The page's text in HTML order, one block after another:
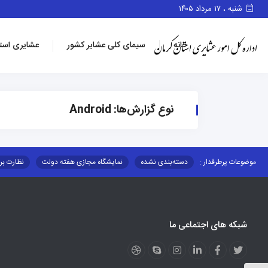
شنبه ، ۱۷ مرداد ۱۴۰۵
خانه سیمای کلی عشایر کشور عشایری
نوع گزارش‌ها: Android
موضوعات پرطرفدار : دسته‌بندی نشده نمایشگاه مجازی هفته دولت نظارت
شبکه های اجتماعی ما